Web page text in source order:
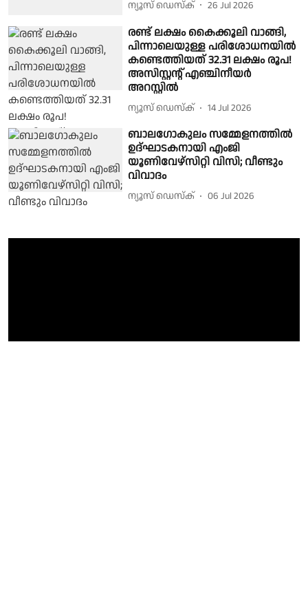
ന്യൂസ് ഡെസ്ക് 26 Jul 2026
രണ്ട് ലക്ഷം കൈക്കൂലി വാങ്ങി,
പിന്നാലെയുള്ള പരിശോധനയിൽ
കണ്ടെത്തിയത് 32.31 ലക്ഷം രൂപ!
അസിസ്റ്റന്റ് എഞ്ചിനീയർ
അറസ്റ്റിൽ
ന്യൂസ് ഡെസ്ക് 14 Jul 2026
ബാലഗോകുലം സമ്മേളനത്തിൽ
ഉദ്ഘാടകനായി എംജി
യൂണിവേഴ്സിറ്റി വിസി; വീണ്ടും
വിവാദം
ന്യൂസ് ഡെസ്ക് 06 Jul 2026